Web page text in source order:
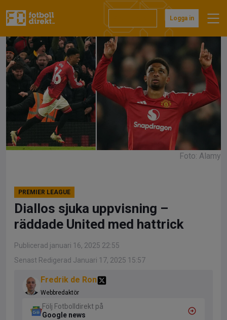
till
Logga in
Foto: Alamy
PREMIER LEAGUE
Diallos sjuka uppvisning –
räddade United med hattrick
Publicerad januari 16, 2025 22:55
Senast Redigerad Januari 17, 2025 15:57
Fredrik de Ron
Webbredaktör
Följ Fotbolldirekt på
Google news